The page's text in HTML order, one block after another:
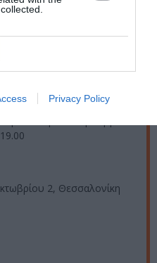
Privacy Policy
2, Θεσσαλονίκη